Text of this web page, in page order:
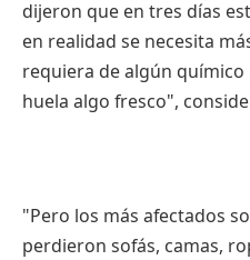
dijeron que en tres días
en realidad se necesita
requiera de algún
huela algo fresco",
"Pero los más afectados
perdieron sofás, camas,